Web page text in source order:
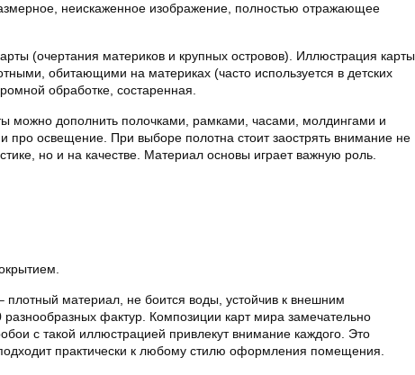
неискаженное изображение, полностью отражающее
(очертания материков и крупных островов). Иллюстрация карты
обитающими на материках (часто используется в детских
обработке, состаренная.
можно дополнить полочками, рамками, часами, молдингами и
про освещение. При выборе полотна стоит заострять внимание не
но и на качестве. Материал основы играет важную роль.
материал, не боится воды, устойчив к внешним
фактур. Композиции карт мира замечательно
с такой иллюстрацией привлекут внимание каждого. Это
практически к любому стилю оформления помещения.